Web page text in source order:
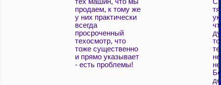
продаем, к тому же
у них практически
всегда
просроченный
техосмотр, что
тоже существенно
и прямо указывает
- есть проблемы!